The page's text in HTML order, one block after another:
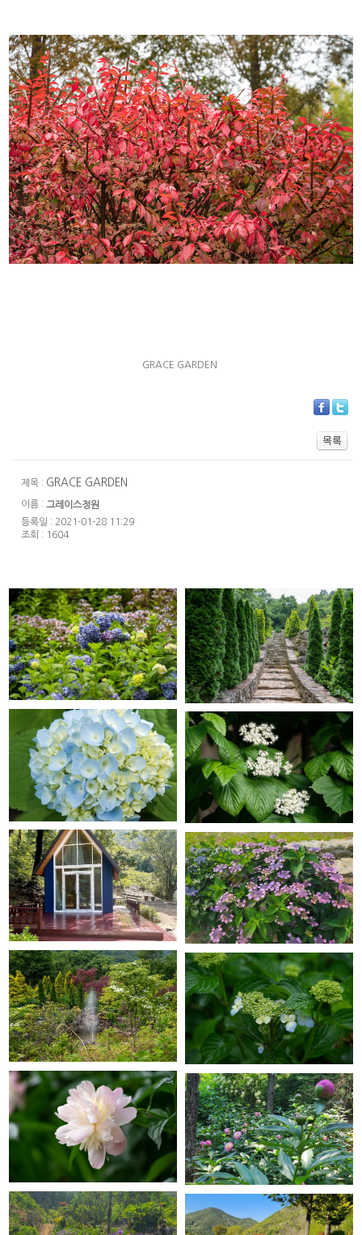
GRACE GARDEN
제목 : GRACE GARDEN
이름 : 그레이스정원
등록일 : 2021-01-28 11:29
조회 : 1604
GRACE GARDEN GRACE GARDEN
GRACE GARDEN GRACE GARDEN
GRACE GARDEN GRACE GARDEN
GRACE GARDEN GRACE GARDEN
GRACE GARDEN GRACE GARDEN